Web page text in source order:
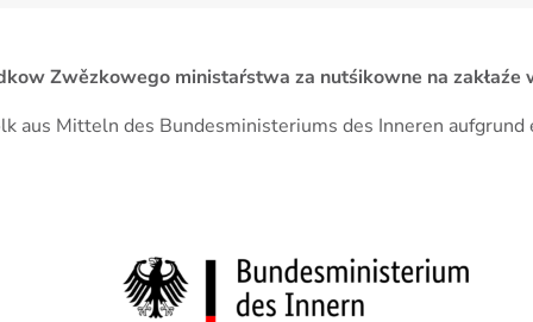
Zwězkowego ministaŕstwa za nutśikowne na
aus Mitteln des Bundesministeriums des Inneren